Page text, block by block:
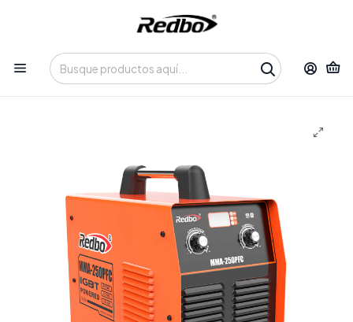
Tienda 100% Online con despacho a domicilio o retiro en
Oficina • Lun-Vie 09:30-14:00 / 15:00-17:30 • 📞 +56 9 3730 2311
Inicio Soldadora MMA
Soldadora Inverter REDBO MMA-250PFC